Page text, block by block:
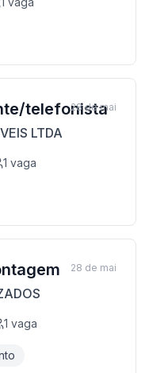
telefonista
LTDA
1 vaga
28 de mai
1 vaga
28 de mai